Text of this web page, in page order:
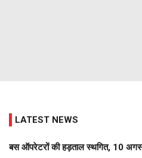
LATEST NEWS
बस ऑपरेटरों की हड़ताल स्थगित, 10